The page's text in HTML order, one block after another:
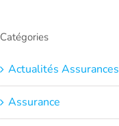
Catégories
Actualités Assurances
Assurance